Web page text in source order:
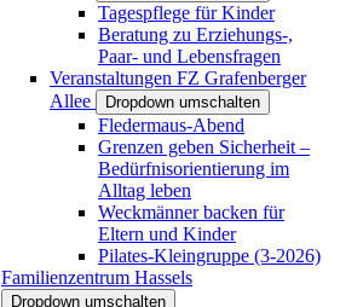
Tagespflege für Kinder
Beratung zu Erziehungs-,
Paar- und Lebensfragen
Veranstaltungen FZ Grafenberger
Allee
Dropdown umschalten
Fledermaus-Abend
Grenzen geben Sicherheit –
Bedürfnisorientierung im
Alltag leben
Weckmänner backen für
Eltern und Kinder
Pilates-Kleingruppe (3-2026)
Familienzentrum Hassels
Dropdown umschalten